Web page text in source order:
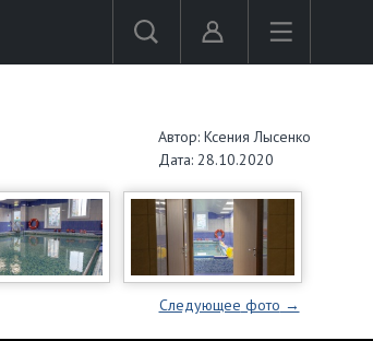
Автор: Ксения Лысенко
Дата: 28.10.2020
Следующее фото →